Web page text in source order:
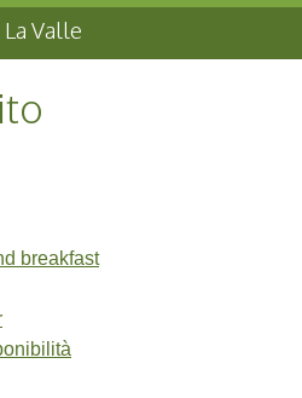
La Valle
breakfast